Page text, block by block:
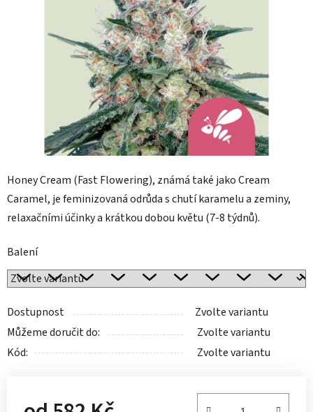
Honey Cream (Fast Flowering), známá také jako Cream
Caramel, je feminizovaná odrůda s chutí karamelu a zeminy,
relaxačními účinky a krátkou dobou květu (7-8 týdnů).
Balení
Dostupnost
Zvolte variantu
Můžeme doručit do:
Zvolte variantu
Kód:
Zvolte variantu